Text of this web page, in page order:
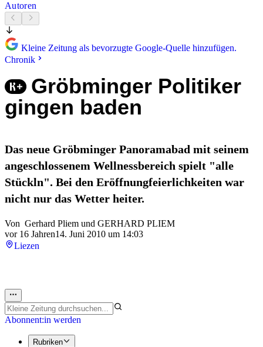
Autoren
Kleine Zeitung als bevorzugte Google-Quelle hinzufügen.
Chronik
Gröbminger Politiker
gingen baden
Das neue Gröbminger Panoramabad mit seinem
angeschlossenem Wellnessbereich spielt "alle
Stückln". Bei den Eröffnungfeierlichkeiten war
nicht nur das Wetter heiter.
Von Gerhard Pliem und GERHARD PLIEM
vor 16 Jahren14. Juni 2010 um 14:03
Liezen
Abonnent:in werden
Rubriken